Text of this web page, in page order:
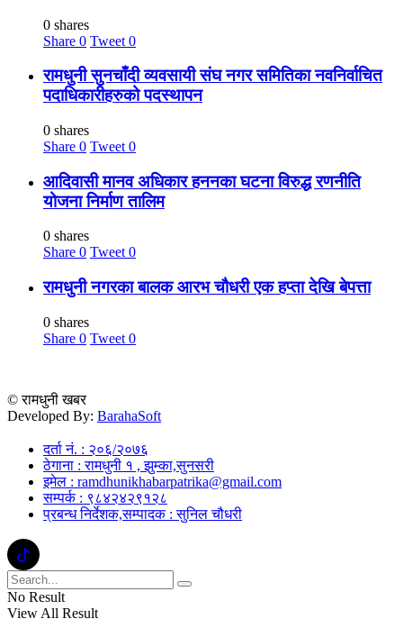
0 shares
Share 0 Tweet 0
रामधुनी सुनचाँदी व्यवसायी संघ नगर समितिका नवनिर्वाचित
पदाधिकारीहरुको पदस्थापन
0 shares
Share 0 Tweet 0
आदिवासी मानव अधिकार हननका घटना विरुद्ध रणनीति
योजना निर्माण तालिम
0 shares
Share 0 Tweet 0
रामधुनी नगरका बालक आरभ चौधरी एक हप्ता देखि बेपत्ता
0 shares
Share 0 Tweet 0
© रामधुनी खबर
Developed By: BarahaSoft
दर्ता नं. : २०६/२०७६
ठेगाना : रामधुनी १ , झुम्का,सुनसरी
इमेल : ramdhunikhabarpatrika@gmail.com
सम्पर्क : ९८४२४२९१२८
प्रबन्ध निर्देशक,सम्पादक : सुनिल चौधरी
No Result
View All Result